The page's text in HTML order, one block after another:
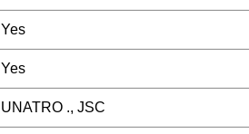
Yes
Yes
UNATRO ., JSC